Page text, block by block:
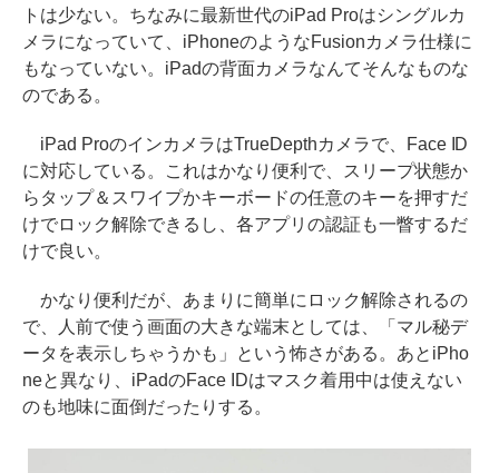
トは少ない。ちなみに最新世代のiPad Proはシングルカ
メラになっていて、iPhoneのようなFusionカメラ仕様に
もなっていない。iPadの背面カメラなんてそんなものな
のである。
iPad ProのインカメラはTrueDepthカメラで、Face ID
に対応している。これはかなり便利で、スリープ状態か
らタップ＆スワイプかキーボードの任意のキーを押すだ
けでロック解除できるし、各アプリの認証も一瞥するだ
けで良い。
かなり便利だが、あまりに簡単にロック解除されるの
で、人前で使う画面の大きな端末としては、「マル秘デ
ータを表示しちゃうかも」という怖さがある。あとiPho
neと異なり、iPadのFace IDはマスク着用中は使えない
のも地味に面倒だったりする。